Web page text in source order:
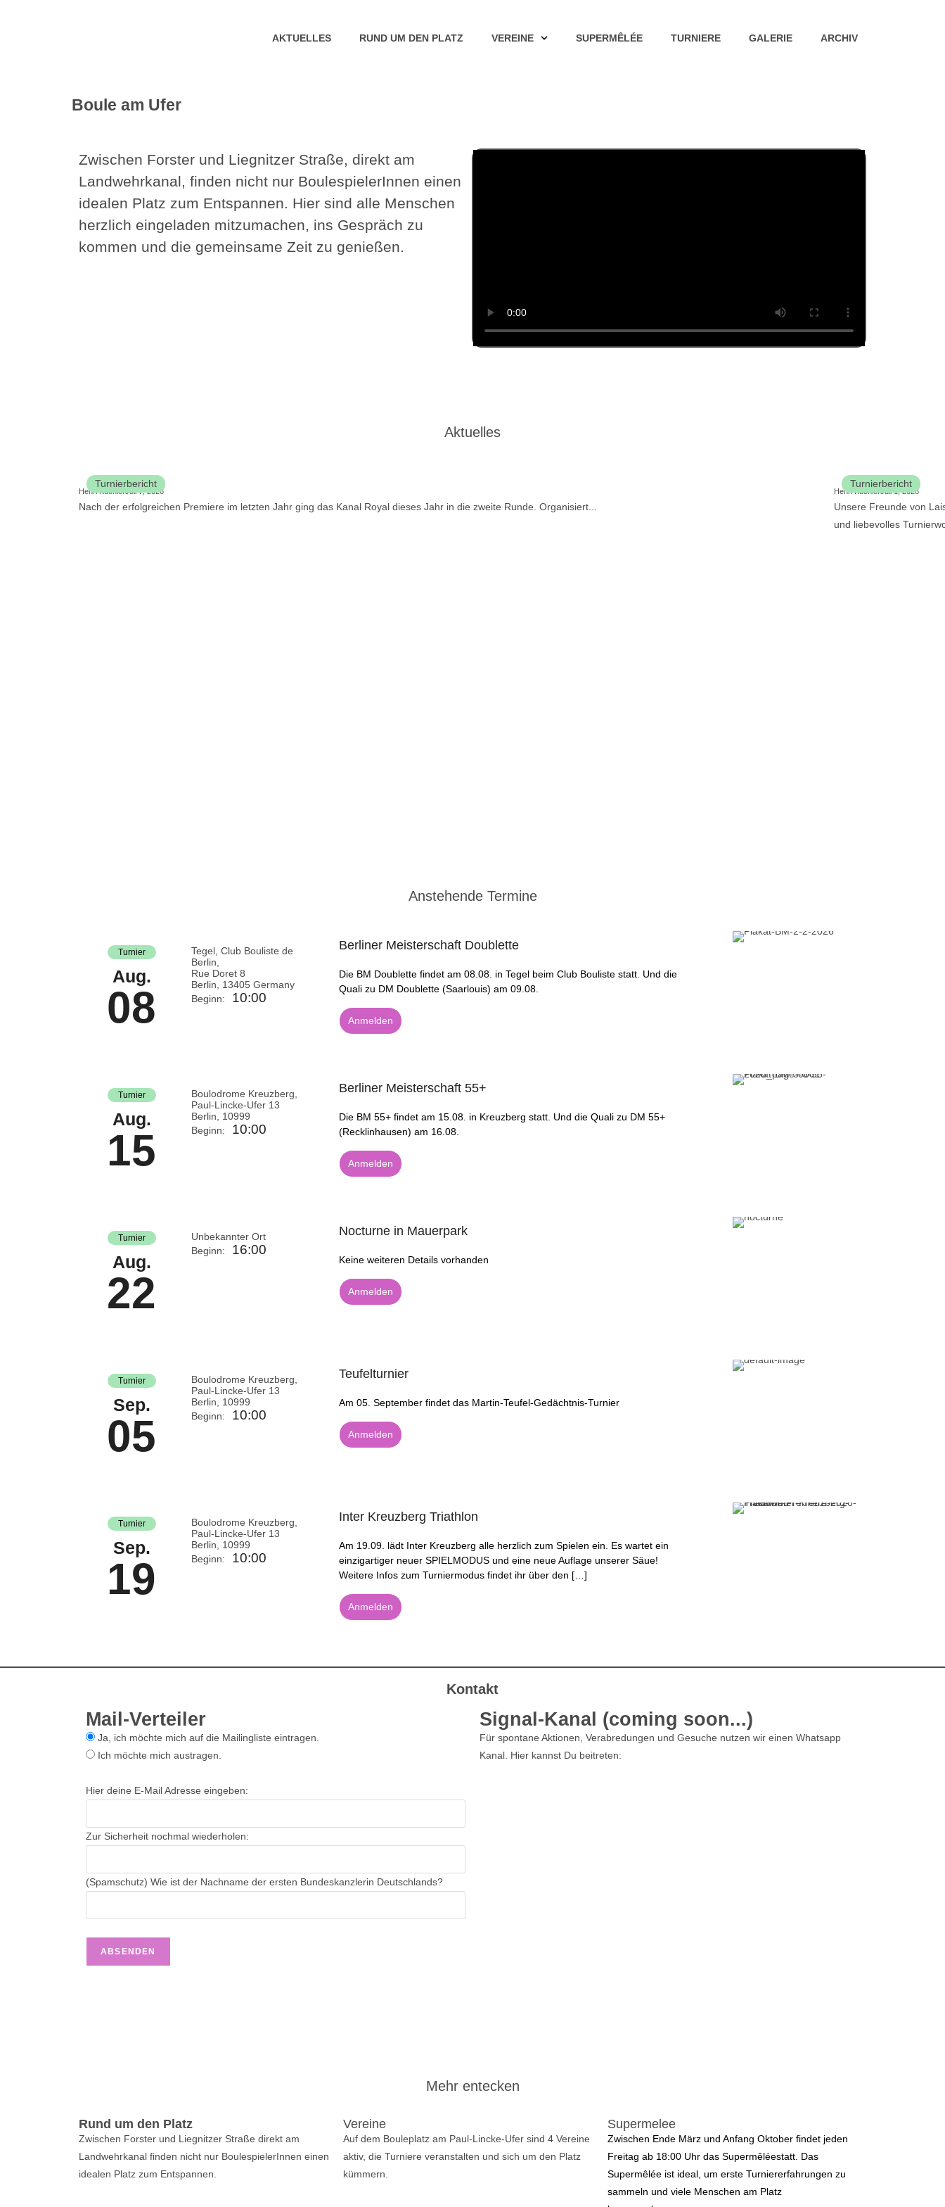
AKTUELLES RUND UM DEN PLATZ VEREINE SUPERMÊLÉE TURNIERE GALERIE ARCHIV
Boule am Ufer
Zwischen Forster und Liegnitzer Straße, direkt am
Landwehrkanal, finden nicht nur BoulespielerInnen einen
idealen Platz zum Entspannen. Hier sind alle Menschen
herzlich eingeladen mitzumachen, ins Gespräch zu
kommen und die gemeinsame Zeit zu genießen.
Aktuelles
Turnierbericht
Henri KüchlerJuli 7, 2026
Nach der erfolgreichen Premiere im letzten Jahr ging das Kanal Royal dieses Jahr in die zweite Runde. Organisiert...
Turnierbericht
Henri KüchlerJuli 1, 2026
Unsere Freunde von
und liebevolles
Anstehende Termine
Turnier
Aug.
08
Tegel, Club Bouliste de
Berlin,
Rue Doret 8
Berlin
13405 Germany
Beginn:
10:00
Berliner Meisterschaft Doublette
Die BM Doublette findet am 08.08. in Tegel beim Club Bouliste statt. Und die
Quali zu DM Doublette (Saarlouis) am 09.08.
Anmelden
Turnier
Aug.
15
Boulodrome Kreuzberg,
Paul-Lincke-Ufer 13
Berlin
10999
Beginn:
10:00
Berliner Meisterschaft 55+
Die BM 55+ findet am 15.08. in Kreuzberg statt. Und die Quali zu DM 55+
(Recklinhausen) am 16.08.
Anmelden
Turnier
Aug.
22
Unbekannter Ort
Beginn:
16:00
Nocturne in Mauerpark
Keine weiteren Details vorhanden
Anmelden
Turnier
Sep.
05
Boulodrome Kreuzberg,
Paul-Lincke-Ufer 13
Berlin
10999
Beginn:
10:00
Teufelturnier
Am 05. September findet das Martin-Teufel-Gedächtnis-Turnier
Anmelden
Turnier
Sep.
19
Boulodrome Kreuzberg,
Paul-Lincke-Ufer 13
Berlin
10999
Beginn:
10:00
Inter Kreuzberg Triathlon
Am 19.09. lädt Inter Kreuzberg alle herzlich zum Spielen ein. Es wartet ein
einzigartiger neuer SPIELMODUS und eine neue Auflage unserer Säue!
Weitere Infos zum Turniermodus findet ihr über den […]
Anmelden
Kontakt
Mail-Verteiler
Ja, ich möchte mich auf die Mailingliste eintragen.
Ich möchte mich austragen.
Hier deine E-Mail Adresse eingeben:
Zur Sicherheit nochmal wiederholen:
(Spamschutz) Wie ist der Nachname der ersten Bundeskanzlerin Deutschlands?
Signal-Kanal (coming soon...)
Für spontane Aktionen, Verabredungen und Gesuche nutzen wir einen Whatsapp
Kanal. Hier kannst Du beitreten:
Mehr entecken
Rund um den Platz
Zwischen Forster und Liegnitzer Straße direkt am
Landwehrkanal finden nicht nur BoulespielerInnen einen
idealen Platz zum Entspannen.
Vereine
Auf dem Bouleplatz am Paul-Lincke-Ufer sind 4 Vereine
aktiv, die Turniere veranstalten und sich um den Platz
kümmern.
Supermelee
Zwischen Ende März und Anfang Oktober findet jeden
Freitag ab 18:00 Uhr das Supermêléestatt. Das
Supermêlée ist ideal, um erste Turniererfahrungen zu
sammeln und viele Menschen am Platz